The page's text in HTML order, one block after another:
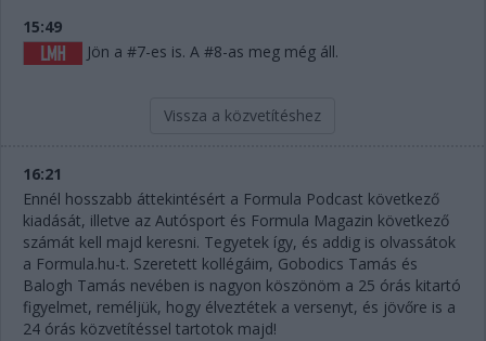
FORMULA
NEMZETKÖZI
HAZAI
VERSENYNAPTÁRAK
15:49
Jön a #7-es is. A #8-as meg még áll.
Vissza a közvetítéshez
16:21
Ennél hosszabb áttekintésért a Formula Podcast következő
kiadását, illetve az Autósport és Formula Magazin következő
számát kell majd keresni. Tegyetek így, és addig is olvassátok
a Formula.hu-t. Szeretett kollégáim, Gobodics Tamás és
Balogh Tamás nevében is nagyon köszönöm a 25 órás kitartó
figyelmet, reméljük, hogy élveztétek a versenyt, és jövőre is a
24 órás közvetítéssel tartotok majd!